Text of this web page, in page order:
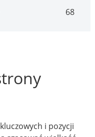
68
i pozycji